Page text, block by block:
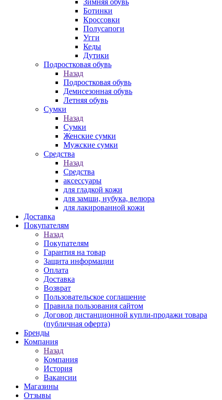
Зимняя обувь
Ботинки
Кроссовки
Полусапоги
Угги
Кеды
Дутики
Подростковая обувь
Назад
Подростковая обувь
Демисезонная обувь
Летняя обувь
Сумки
Назад
Сумки
Женские сумки
Мужские сумки
Средства
Назад
Средства
аксессуары
для гладкой кожи
для замши, нубука, велюра
для лакированной кожи
Доставка
Покупателям
Назад
Покупателям
Гарантия на товар
Защита информации
Оплата
Доставка
Возврат
Пользовательское соглашение
Правила пользования сайтом
Договор дистанционной купли-продажи товара
(публичная оферта)
Бренды
Компания
Назад
Компания
История
Вакансии
Магазины
Отзывы